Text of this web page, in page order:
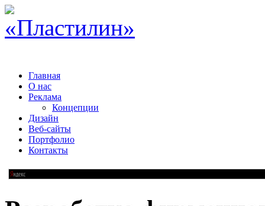
Главная
О нас
Реклама
Концепции
Дизайн
Веб-сайты
Портфолио
Контакты